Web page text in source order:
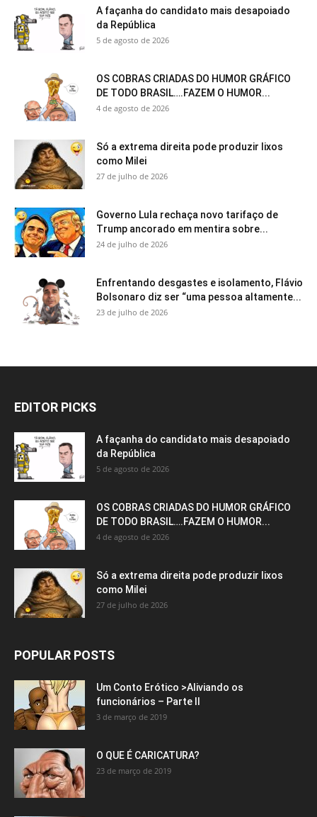
A façanha do candidato mais desapoiado
da República
5 de agosto de 2026
OS COBRAS CRIADAS DO HUMOR GRÁFICO
DE TODO BRASIL….FAZEM O HUMOR...
4 de agosto de 2026
Só a extrema direita pode produzir lixos
como Milei
27 de julho de 2026
Governo Lula rechaça novo tarifaço de
Trump ancorado em mentira sobre...
24 de julho de 2026
Enfrentando desgastes e isolamento, Flávio
Bolsonaro diz ser “uma pessoa altamente...
23 de julho de 2026
EDITOR PICKS
A façanha do candidato mais desapoiado
da República
5 de agosto de 2026
OS COBRAS CRIADAS DO HUMOR GRÁFICO
DE TODO BRASIL….FAZEM O HUMOR...
4 de agosto de 2026
Só a extrema direita pode produzir lixos
como Milei
27 de julho de 2026
POPULAR POSTS
Um Conto Erótico >Aliviando os
funcionários – Parte II
3 de março de 2019
O QUE É CARICATURA?
23 de março de 2019